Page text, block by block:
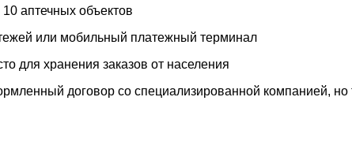
аптечных объектов
или мобильный платежный терминал
для хранения заказов от населения
договор со специализированной компанией,